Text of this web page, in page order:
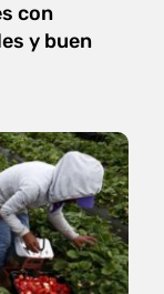
con
y buen